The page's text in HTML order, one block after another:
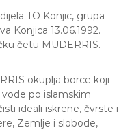
TO Konjic, grupa
Konjica 13.06.1992.
četu MUDERRIS.
okuplja borce koji
po islamskim
ideali iskrene, čvrste i
Zemlje i slobode,